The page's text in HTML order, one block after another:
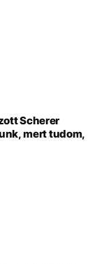
Scherer
mert tudom,